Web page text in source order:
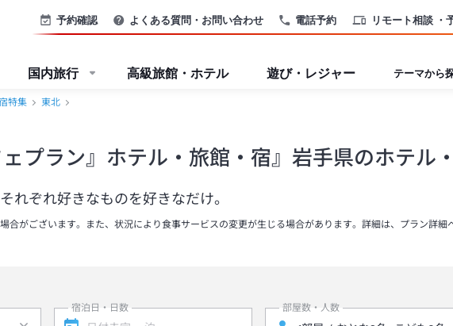
電話予約 リモート相談 ・
予約確認 よくある質問・お問い合わせ
国内旅行 高級旅館・ホテル 遊び・レジャー テーマから
特集 東北
プラン』ホテル・旅館・宿』岩手県のホテル
れぞれ好きなものを好きなだけ。
がございます。また、状況により食事サービスの変更が生じる場合があります。詳細は、プラン詳細
宿泊日・日数 部屋数・人数